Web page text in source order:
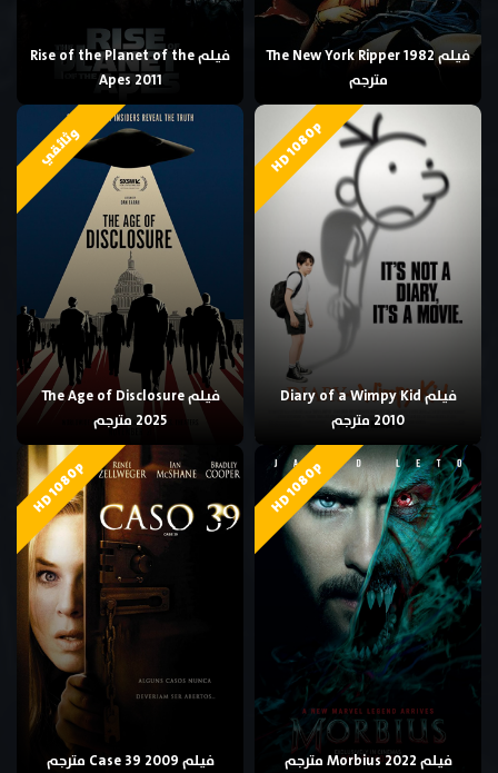
فيلم The New York Ripper 1982
مترجم
فيلم Rise of the Planet of the
Apes 2011
HD 1080p
فيلم Diary of a Wimpy Kid
2010 مترجم
وثائقي
فيلم The Age of Disclosure
2025 مترجم
HD 1080p
فيلم Morbius 2022 مترجم
HD 1080p
فيلم Case 39 2009 مترجم